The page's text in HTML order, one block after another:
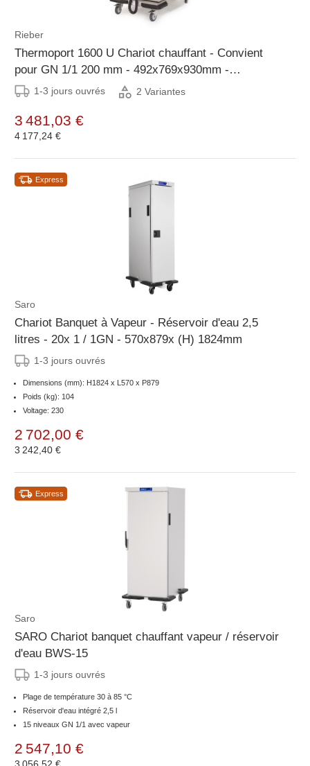
Rieber
Thermoport 1600 U Chariot chauffant - Convient
pour GN 1/1 200 mm - 492x769x930mm -
Disponible avec CHEQUE
1-3 jours ouvrés 2 Variantes
3 481,03 €
4 177,24 €
Express
Saro
Chariot Banquet à Vapeur - Réservoir d'eau 2,5
litres - 20x 1 / 1GN - 570x879x (H) 1824mm
1-3 jours ouvrés
Dimensions (mm): H1824 x L570 x P879
Poids (kg): 104
Voltage: 230
2 702,00 €
3 242,40 €
Express
Saro
SARO Chariot banquet chauffant vapeur / réservoir
d'eau BWS-15
1-3 jours ouvrés
Plage de température 30 à 85 °C
Réservoir d'eau intégré 2,5 l
15 niveaux GN 1/1 avec vapeur
2 547,10 €